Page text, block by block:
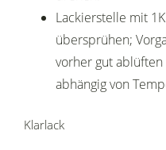
Lackierstelle mit
übersprühen;
vorher gut ablüften
abhängig von
Klarlack